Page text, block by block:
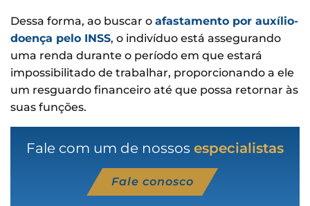
Dessa forma, ao buscar o afastamento por auxílio-
doença pelo INSS, o indivíduo está assegurando
uma renda durante o período em que estará
impossibilitado de trabalhar, proporcionando a ele
um resguardo financeiro até que possa retornar às
suas funções.
Fale com um de nossos especialistas
Fale conosco